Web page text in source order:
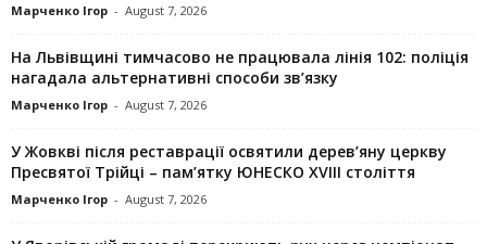
Марченко Ігор - August 7, 2026
На Львівщині тимчасово не працювала лінія 102: поліція
нагадала альтернативні способи зв’язку
Марченко Ігор - August 7, 2026
У Жовкві після реставрації освятили дерев’яну церкву
Пресвятої Трійці – пам’ятку ЮНЕСКО XVIII століття
Марченко Ігор - August 7, 2026